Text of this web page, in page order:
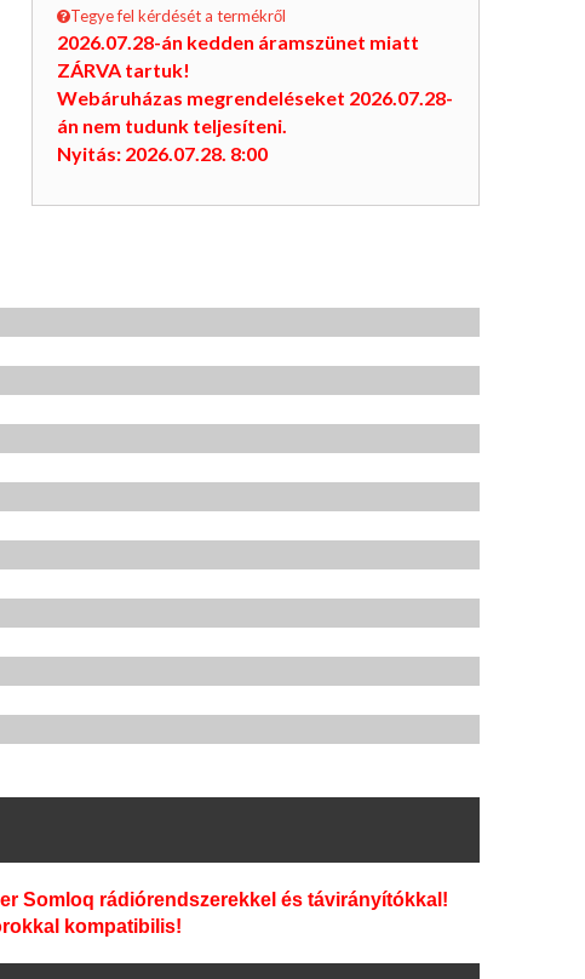
Tegye fel kérdését a termékről
2026.07.28-án kedden áramszünet miatt
ZÁRVA tartuk!
Webáruházas megrendeléseket 2026.07.28-
án nem tudunk teljesíteni.
Nyitás: 2026.07.28. 8:00
Somloq rádiórendszerekkel és távirányítókkal!
kompatibilis!